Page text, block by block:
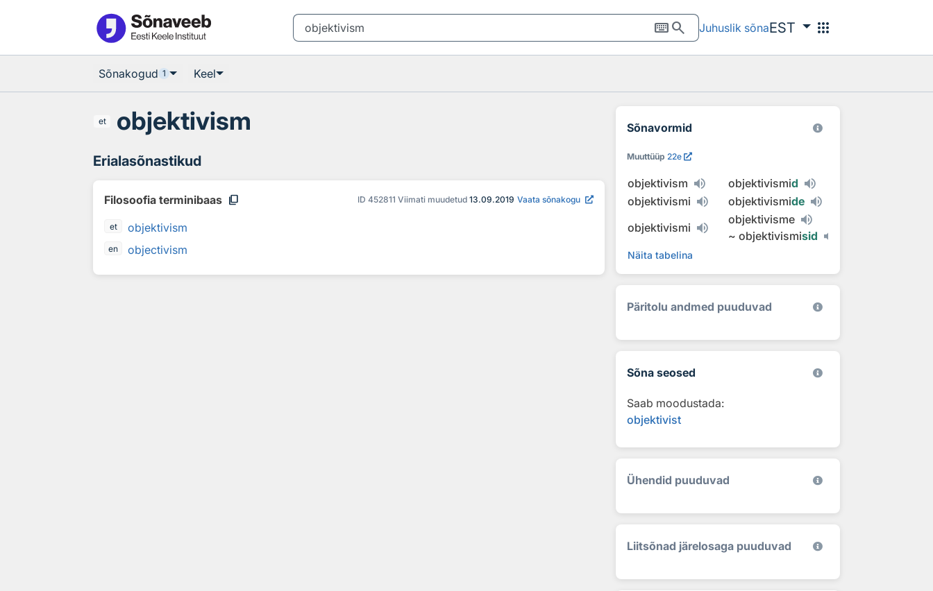
keyboardsearch Juhuslik sõnaEST apps
Sõnakogud 1 Keel
et objektivism
Erialasõnastikud
Filosoofia terminibaas content_copy ID 452811 Viimati muudetud 13.09.2019 Vaata sõnakogu
et objektivism
en objectivism
Sõnavormid
Muuttüüp 22e
objektivism objektivismid
objektivismi
objektivismide
objektivismi
objektivisme
~ objektivismisid
Näita tabelina
Päritolu andmed puuduvad
Sõna seosed
Saab moodustada:
objektivist
Ühendid puuduvad
Liitsõnad järelosaga puuduvad